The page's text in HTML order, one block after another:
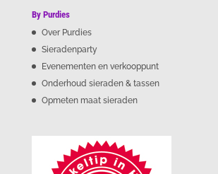
By Purdies
Over Purdies
Sieradenparty
Evenementen en verkooppunt
Onderhoud sieraden & tassen
Opmeten maat sieraden